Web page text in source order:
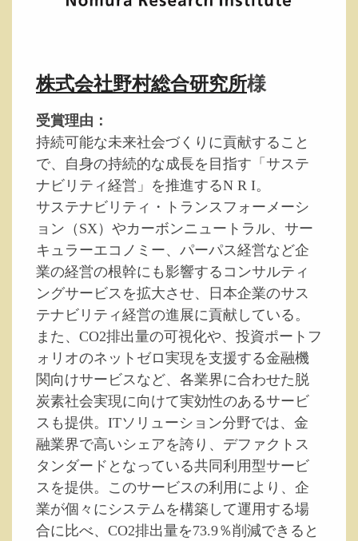
株式会社野村総合研究所様
受賞理由：
持続可能な未来社会づくりに貢献すること
で、自身の持続的な成長を目指す「サステ
ナビリティ経営」を推進するN R I。
サステナビリティ・トランスフォーメーシ
ョン（SX）やカーボンニュートラル、サー
キュラーエコノミー、パーパス経営など企
業の経営の根幹にも影響するコンサルティ
ングサービスを拡大させ、日本企業のサス
テナビリティ経営の進展に貢献している。
また、CO2排出量の可視化や、投資ポートフ
ォリオのネットゼロ実現を支援する金融機
関向けサービスなど、各業界に合わせた脱
炭素社会実現に向けて実効性のあるサービ
スも提供。ITソリューション分野では、金
融業界で高いシェアを誇り、デファクトス
タンダードとなっている共同利用型サービ
スを提供。このサービスの利用により、企
業が個々にシステムを構築して運用する場
合に比べ、CO2排出量を73.9％削減できると